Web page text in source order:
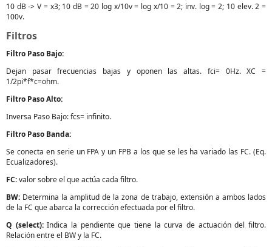
10 dB -> V = x3; 10 dB = 20 log x/10v = log x/10 = 2; inv. log = 2; 10 elev. 2 =
100v.
Filtros
Filtro Paso Bajo:
Dejan pasar frecuencias bajas y oponen las altas. fci= 0Hz. XC =
1/2pi*f*c=ohm.
Filtro Paso Alto:
Inversa Paso Bajo: fcs= infinito.
Filtro Paso Banda:
Se conecta en serie un FPA y un FPB a los que se les ha variado las FC. (Eq.
Ecualizadores).
FC:valor sobre el que actúa cada filtro.
BW: Determina la amplitud de la zona de trabajo, extensión a ambos lados
de la FC que abarca la corrección efectuada por el filtro.
Q (select):Indica la pendiente que tiene la curva de actuación del filtro.
Relación entre el BW y la FC.